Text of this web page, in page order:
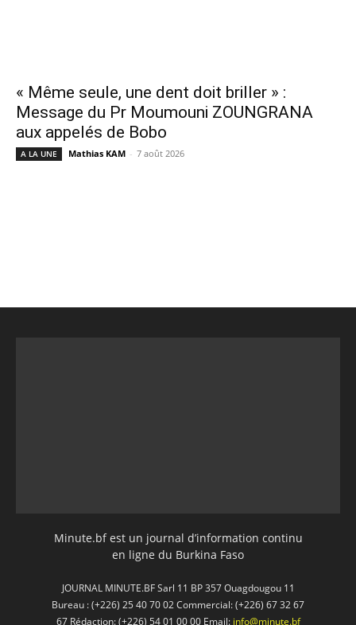
« Même seule, une dent doit briller » :
Message du Pr Moumouni ZOUNGRANA
aux appelés de Bobo
A LA UNE Mathias KAM - 7 août 2026
Minute.bf est un journal d’information continu
en ligne du Burkina Faso
JOURNAL MINUTE.BF Sarl 11 BP 357 Ouagdougou 11
Bureau : (+226) 25 40 70 02 Commercial: (+226) 67 32 67
67 Rédaction: (+226) 54 01 00 00 Email: info@minute.bf